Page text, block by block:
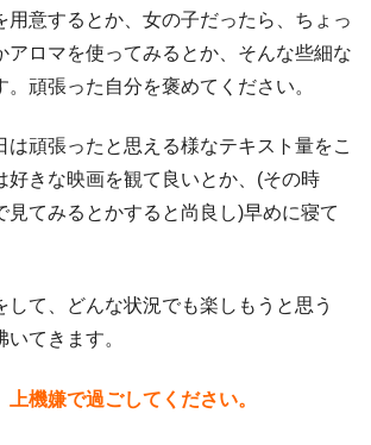
用意するとか、女の子だったら、ちょっ
アロマを使ってみるとか、そんな些細な
。頑張った自分を褒めてください。
は頑張ったと思える様なテキスト量をこ
好きな映画を観て良いとか、(その時
見てみるとかすると尚良し)早めに寝て
して、どんな状況でも楽しもうと思う
てきます。
機嫌で過ごしてください。